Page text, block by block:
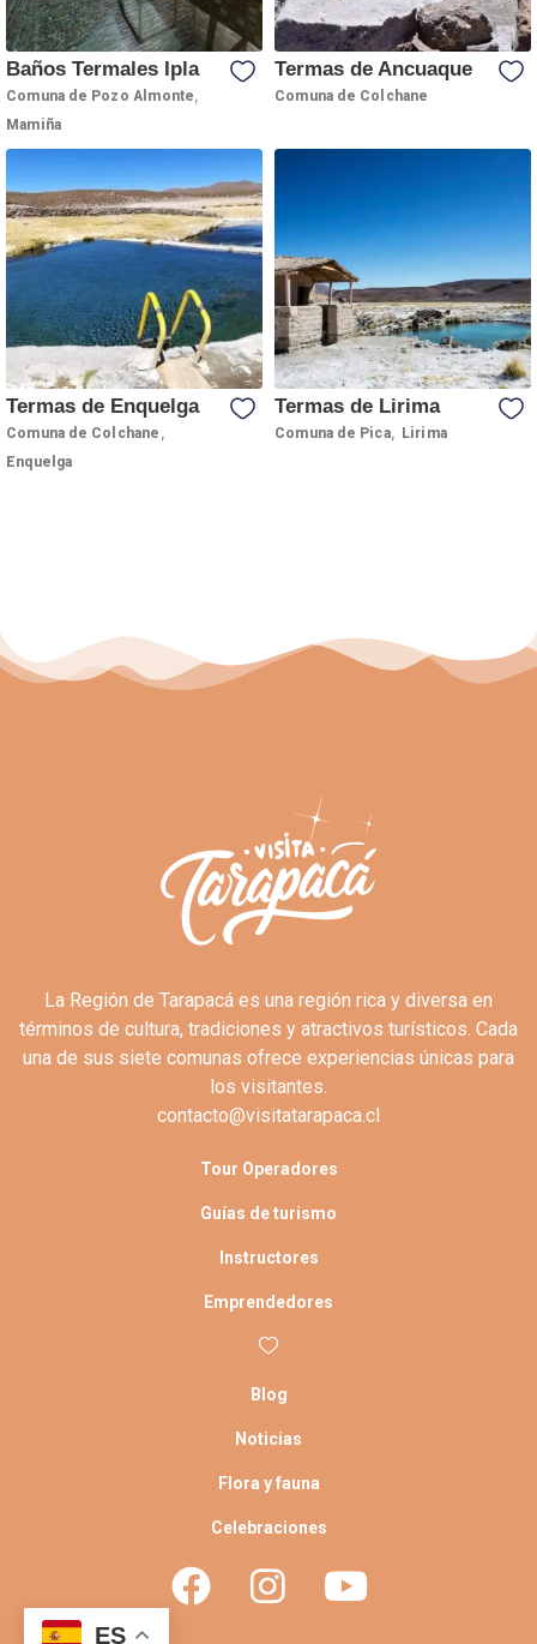
Baños Termales Ipla
Comuna de Pozo Almonte
Mamiña
Termas de Ancuaque
Comuna de Colchane
Termas de Enquelga
Comuna de Colchane
Enquelga
Termas de Lirima
Comuna de Pica, Lirima
La Región de Tarapacá es una región rica y diversa en
términos de cultura, tradiciones y atractivos turísticos. Cada
una de sus siete comunas ofrece experiencias únicas para
los visitantes.
contacto@visitatarapaca.cl
Tour Operadores
Guías de turismo
Instructores
Emprendedores
Blog
Noticias
Flora y fauna
Celebraciones
ES